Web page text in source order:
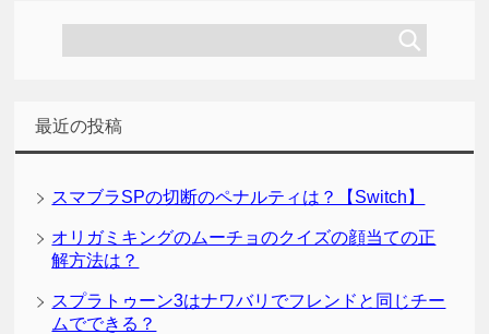
最近の投稿
スマブラSPの切断のペナルティは？【Switch】
オリガミキングのムーチョのクイズの顔当ての正
解方法は？
スプラトゥーン3はナワバリでフレンドと同じチー
ムでできる？